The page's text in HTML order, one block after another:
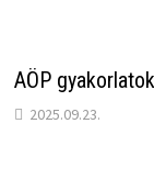
AÖP
2025.09.23.